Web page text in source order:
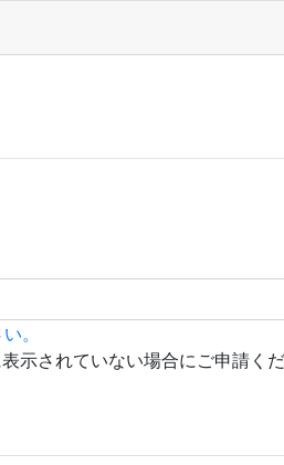
。
示されていない場合にご申請く